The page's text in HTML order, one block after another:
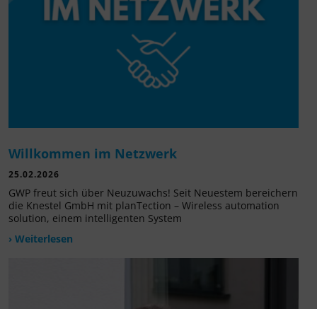
Willkommen im Netzwerk
25.02.2026
GWP freut sich über Neuzuwachs! Seit Neuestem bereichern
die Knestel GmbH mit planTection – Wireless automation
solution, einem intelligenten System
› Weiterlesen